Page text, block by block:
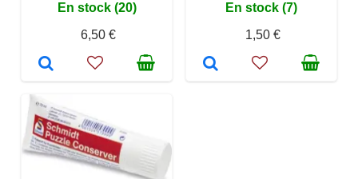
En stock (20)
6,50 €
En stock (7)
1,50 €